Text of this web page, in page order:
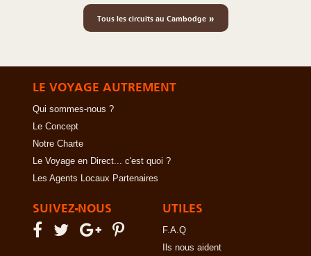
Tous les circuits au Cambodge»
LE VOYAGE AUTREMENT
Qui sommes-nous ?
Le Concept
Notre Charte
Le Voyage en Direct... c'est quoi ?
Les Agents Locaux Partenaires
SUIVEZ-NOUS UTILES
F.A.Q
Ils nous aident